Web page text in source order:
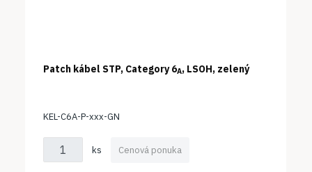
Patch kábel STP, Category 6A, LSOH, zelený
KEL-C6A-P-xxx-GN
ks Cenová ponuka